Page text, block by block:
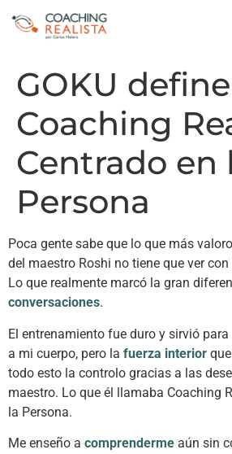
GOKU
Coaching
Centrado en
Persona
Poca gente sabe que lo que más
del maestro Roshi no tiene que ver
Lo que realmente marcó la gran
conversaciones.
El entrenamiento fue duro y sirvió
a mi cuerpo, pero la fuerza interior
todo esto la controlo gracias a las
maestro. Lo que él llamaba Coaching
la Persona.
Me enseño a comprenderme aún sin